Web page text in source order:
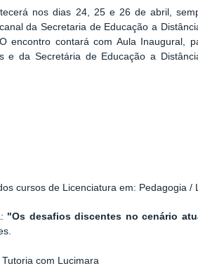
nos dias 24, 25 e 26 de abril,
da Secretaria de Educação a
encontro contará com Aula Inaugural,
e da Secretária de Educação a
cursos de Licenciatura em: Pedagogia /
"Os desafios discentes no cenário
com Lucimara